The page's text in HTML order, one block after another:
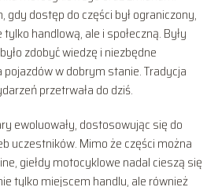
gdy dostęp do części był ograniczony,
tylko handlową, ale i społeczną. Były
zdobyć wiedzę i niezbędne
w dobrym stanie. Tradycja
przetrwała do dziś.
ewoluowały, dostosowując się do
uczestników. Mimo że części można
giełdy motocyklowe nadal cieszą się
tylko miejscem handlu, ale również